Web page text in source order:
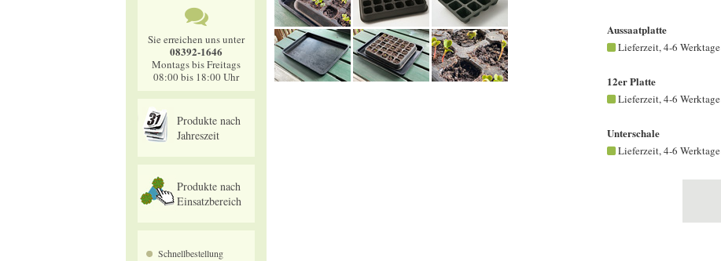
Sie erreichen uns unter
08392-1646
Montags bis Freitags
08:00 bis 18:00 Uhr
Produkte nach
Jahreszeit
Produkte nach
Einsatzbereich
Schnellbestellung
Aussaatplatte
Lieferzeit, 4-6 Werktage
12er Platte
Lieferzeit, 4-6 Werktage
Unterschale
Lieferzeit, 4-6 Werktage